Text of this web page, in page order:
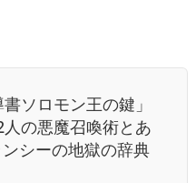
ソロモン王の鍵」
の悪魔召喚術とあ
シーの地獄の辞典